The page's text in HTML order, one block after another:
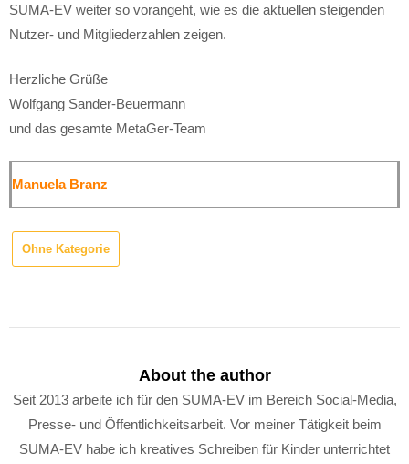
SUMA-EV weiter so vorangeht, wie es die aktuellen steigenden
Nutzer- und Mitgliederzahlen zeigen.
Herzliche Grüße
Wolfgang Sander-Beuermann
und das gesamte MetaGer-Team
Manuela Branz
Ohne Kategorie
About the author
Seit 2013 arbeite ich für den SUMA-EV im Bereich Social-Media,
Presse- und Öffentlichkeitsarbeit. Vor meiner Tätigkeit beim
SUMA-EV habe ich kreatives Schreiben für Kinder unterrichtet